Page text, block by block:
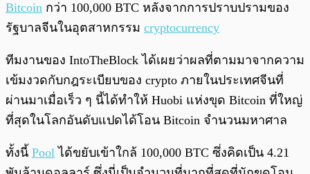
Bitcoin กว่า 100,000 BTC หลังจากการปราบปรามของ
รัฐบาลจีนในอุตสาหกรรม cryptocurrency
ทีมงานของ IntoTheBlock ได้เผยว่าผลที่ตามมาจากความ
เข้มงวดกับกฎระเบียบของ crypto ภายในประเทศจีนที่
ผ่านมาเมื่อเร็ว ๆ นี้ได้ทำให้ Huobi แห่งขุด Bitcoin ที่ใหญ่
ที่สุดในโลกอันดับแปดได้โอน Bitcoin จำนวนมหาศาล
ทั้งนี้ Pool ได้ขยับเข้าใกล้ 100,000 BTC ซึ่งคิดเป็น 4.21